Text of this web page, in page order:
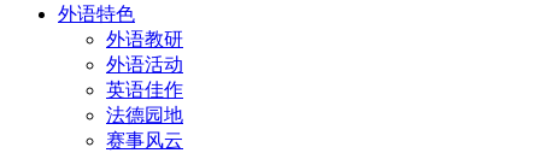
外语特色
外语教研
外语活动
英语佳作
法德园地
赛事风云